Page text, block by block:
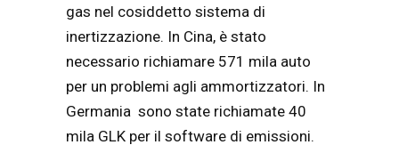
gas nel cosiddetto sistema di
inertizzazione. In Cina, è stato
necessario richiamare 571 mila auto
per un problemi agli ammortizzatori. In
Germania sono state richiamate 40
mila GLK per il software di emissioni.